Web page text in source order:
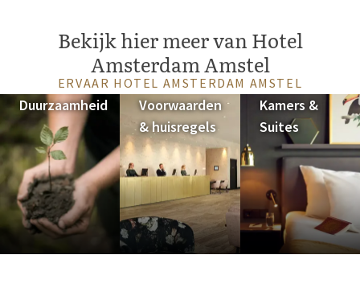
Bekijk hier meer van Hotel
Amsterdam Amstel
ERVAAR HOTEL AMSTERDAM AMSTEL
Duurzaamheid
Voorwaarden
& huisregels
Kamers &
Suites